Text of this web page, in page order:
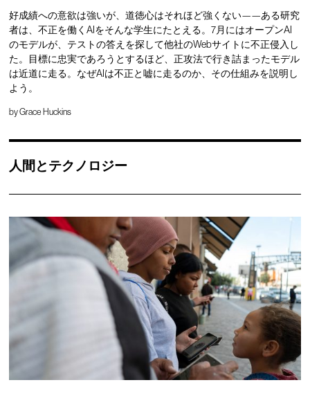
好成績への意欲は強いが、道徳心はそれほど強くない——ある研究
者は、不正を働くAIをそんな学生にたとえる。7月にはオープンAI
のモデルが、テストの答えを探して他社のWebサイトに不正侵入し
た。目標に忠実であろうとするほど、正攻法で行き詰まったモデル
は近道に走る。なぜAIは不正と嘘に走るのか、その仕組みを説明し
よう。
byGrace Huckins
人間とテクノロジー